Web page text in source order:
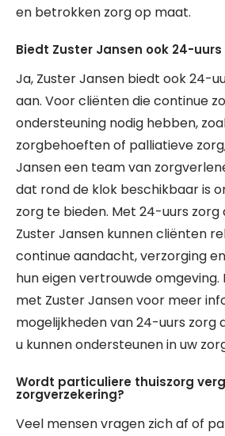
en betrokken zorg op maat.
Biedt Zuster Jansen ook 24-
Ja, Zuster Jansen biedt ook 24-
aan. Voor cliënten die continue
ondersteuning nodig hebben,
zorgbehoeften of palliatieve
Jansen een team van
dat rond de klok beschikbaar is
zorg te bieden. Met 24-uurs zorg
Zuster Jansen kunnen cliënten
continue aandacht, verzorging
hun eigen vertrouwde
met Zuster Jansen voor meer
mogelijkheden van 24-uurs zorg
u kunnen ondersteunen in uw
Wordt particuliere thuiszorg
zorgverzekering?
Veel mensen vragen zich af of